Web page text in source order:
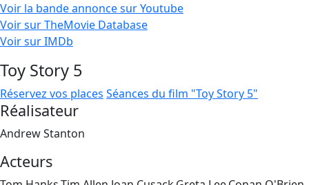
Voir la bande annonce sur Youtube
Voir sur TheMovie Database
Voir sur IMDb
Toy Story 5
Réservez vos places Séances du film "Toy Story 5"
Réalisateur
Andrew Stanton
Acteurs